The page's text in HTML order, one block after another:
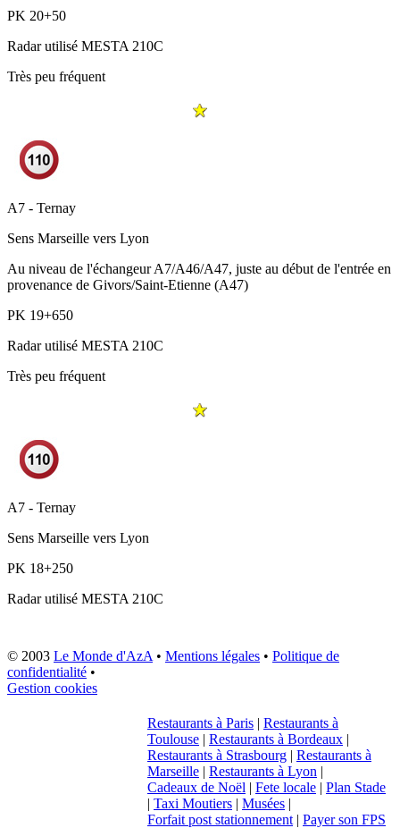
PK 20+50
Radar utilisé MESTA 210C
Très peu fréquent
A7 - Ternay
Sens Marseille vers Lyon
Au niveau de l'échangeur A7/A46/A47, juste au début de l'entrée en
provenance de Givors/Saint-Etienne (A47)
PK 19+650
Radar utilisé MESTA 210C
Très peu fréquent
A7 - Ternay
Sens Marseille vers Lyon
PK 18+250
Radar utilisé MESTA 210C
© 2003 Le Monde d'AzA • Mentions légales • Politique de
confidentialité •
Gestion cookies
Restaurants à Paris | Restaurants à
Toulouse | Restaurants à Bordeaux |
Restaurants à Strasbourg | Restaurants à
Marseille | Restaurants à Lyon |
Cadeaux de Noël | Fete locale | Plan Stade
| Taxi Moutiers | Musées |
Forfait post stationnement | Payer son FPS